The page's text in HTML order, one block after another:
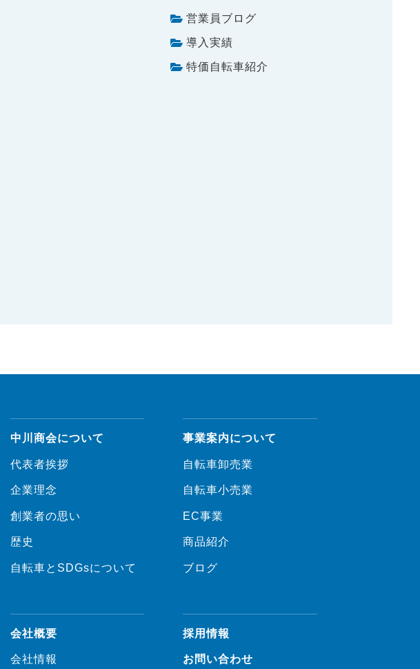
営業員ブログ
導入実績
特価自転車紹介
中川商会について
代表者挨拶
企業理念
創業者の思い
歴史
自転車とSDGsについて
事業案内について
自転車卸売業
自転車小売業
EC事業
商品紹介
ブログ
会社概要
会社情報
採用情報
お問い合わせ